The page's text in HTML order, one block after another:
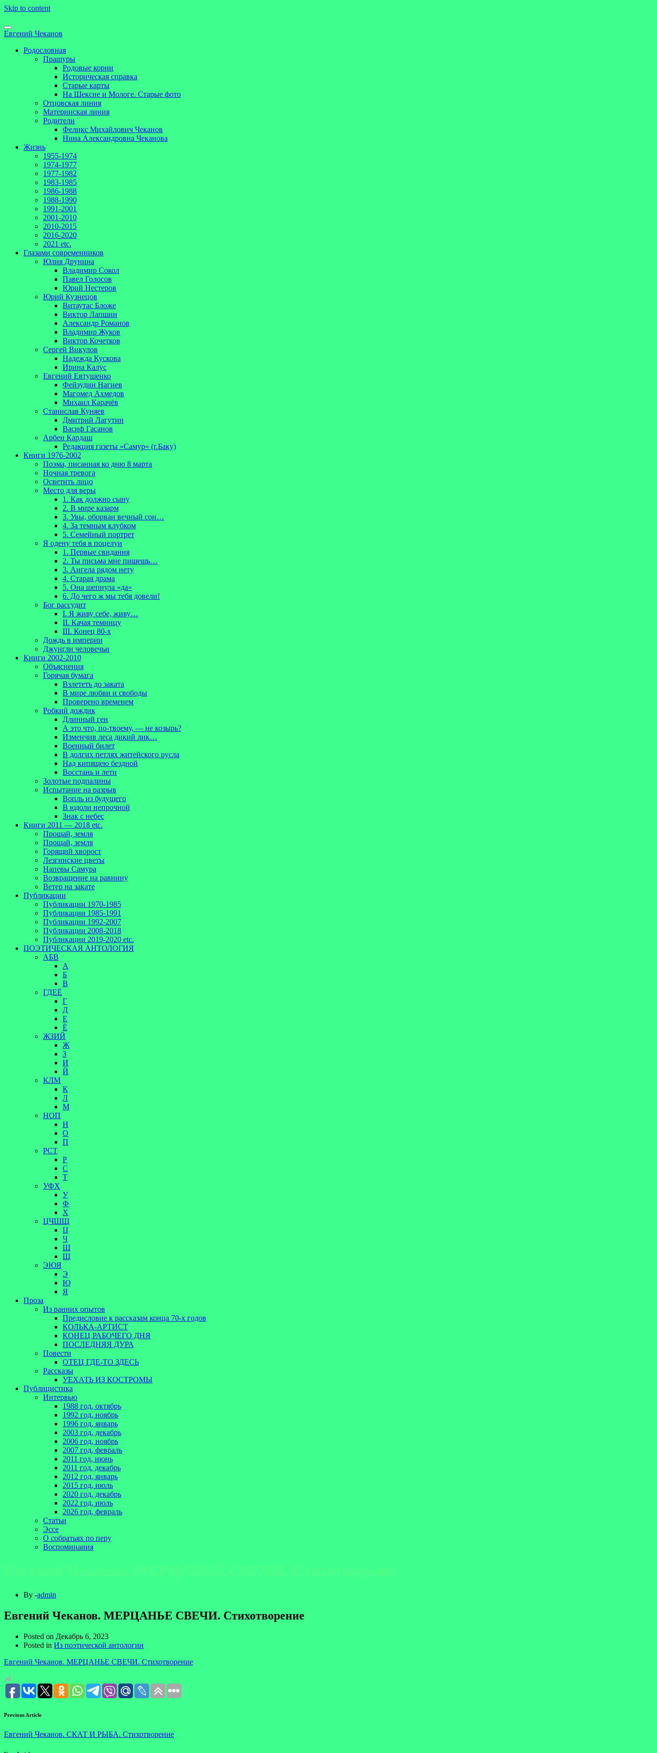
Skip to content
Евгений Чеканов
Родословная
Пращуры
Родовые корни
Историческая справка
Старые карты
На Шексне и Мологе. Старые фото
Отцовская линия
Материнская линия
Родители
Феликс Михайлович Чеканов
Нина Александровна Чеканова
Жизнь
1955-1974
1974-1977
1977-1982
1983-1985
1986-1988
1988-1990
1991-2001
2001-2010
2010-2015
2016-2020
2021 etc.
Глазами современников
Юлия Друнина
Владимир Сокол
Павел Голосов
Юрий Нестеров
Юрий Кузнецов
Витаутас Бложе
Виктор Лапшин
Александр Романов
Владимир Жуков
Виктор Кочетков
Сергей Викулов
Надежда Кускова
Ирина Калус
Евгений Евтушенко
Фейзудин Нагиев
Магомед Ахмедов
Михаил Карачёв
Станислав Куняев
Дмитрий Лагутин
Васиф Гасанов
Арбен Кардаш
Редакция газеты «Самур» (г.Баку)
Книги 1976-2002
Поэма, писанная ко дню 8 марта
Ночная тревога
Осветить лицо
Место для веры
1. Как должно сыну
2. В мире казарм
3. Увы, оборван вечный сон…
4. За темным клубком
5. Семейный портрет
Я одену тебя в поцелуи
1. Первые свидания
2. Ты письма мне пишешь…
3. Ангела рядом нету
4. Старая драма
5. Она шепнула «да»
6. До чего ж мы тебя довели!
Бог рассудит
I. Я живу себе, живу…
II. Качая темницу
III. Конец 80-х
Дождь в империи
Джунгли человечьи
Книги 2002-2010
Объяснения
Горячая бумага
Взлететь до заката
В мире любви и свободы
Проверено временем
Робкий дождик
Длинный ген
А это что, по-твоему, — не козырь?
Изменчив леса дикий лик…
Военный билет
В долгих петлях житейского русла
Над кипящею бездной
Восстань и лети
Золотые подпалины
Испытание на разрыв
Вопль из будущего
В юдоли непрочной
Знак с небес
Книги 2011 — 2018 etc.
Прощай, земля
Прощай, земля
Горящий хворост
Лезгинские цветы
Напевы Самура
Возвращение на равнину
Ветер на закате
Публикации
Публикации 1970-1985
Публикации 1985-1991
Публикации 1992-2007
Публикации 2008-2018
Публикации 2019-2020 etc.
ПОЭТИЧЕСКАЯ АНТОЛОГИЯ
АБВ
А
Б
В
ГДЕЁ
Г
Д
Е
Ё
ЖЗИЙ
Ж
З
И
Й
КЛМ
К
Л
М
НОП
Н
О
П
РСТ
Р
С
Т
УФХ
У
Ф
Х
ЦЧШЩ
Ц
Ч
Ш
Щ
ЭЮЯ
Э
Ю
Я
Проза
Из ранних опытов
Предисловие к рассказам конца 70-х годов
КОЛЬКА-АРТИСТ
КОНЕЦ РАБОЧЕГО ДНЯ
ПОСЛЕДНЯЯ ДУРА
Повести
ОТЕЦ ГДЕ-ТО ЗДЕСЬ
Рассказы
УЕХАТЬ ИЗ КОСТРОМЫ
Публицистика
Интервью
1988 год, октябрь
1992 год, ноябрь
1996 год, январь
2003 год, декабрь
2006 год, ноябрь
2007 год, февраль
2011 год, июнь
2011 год, декабрь
2012 год, январь
2015 год, июль
2020 год, декабрь
2022 год, июль
2026 год, февраль
Статьи
Эссе
О собратьях по перу
Воспоминания
By -admin
Евгений Чеканов. МЕРЦАНЬЕ СВЕЧИ. Стихотворение
Posted on Декабрь 6, 2023
Posted in Из поэтической антологии
Евгений Чеканов. МЕРЦАНЬЕ СВЕЧИ. Стихотворение
Previous Article
Евгений Чеканов. СКАТ И РЫБА. Стихотворение